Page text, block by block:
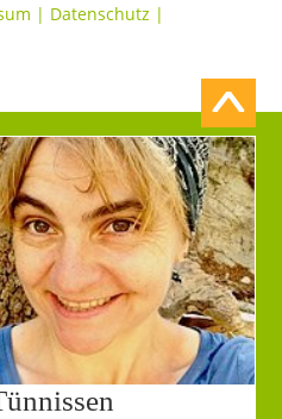
| Datenschutz |